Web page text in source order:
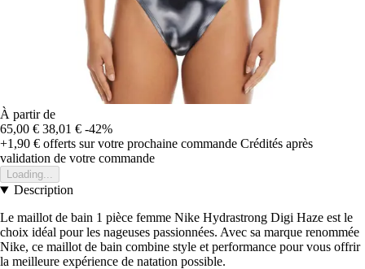
À partir de
65,00 € 38,01 € -42%
+1,90 € offerts sur votre prochaine commande Crédités après
validation de votre commande
Loading...
Description
Le maillot de bain 1 pièce femme Nike Hydrastrong Digi Haze est le
choix idéal pour les nageuses passionnées. Avec sa marque renommée
Nike, ce maillot de bain combine style et performance pour vous offrir
la meilleure expérience de natation possible.